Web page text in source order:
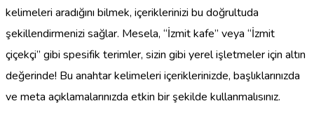
kelimeleri aradığını bilmek, içeriklerinizi bu doğrultuda
şekillendirmenizi sağlar. Mesela, “İzmit kafe” veya “İzmit
çiçekçi” gibi spesifik terimler, sizin gibi yerel işletmeler için altın
değerinde! Bu anahtar kelimeleri içeriklerinizde, başlıklarınızda
ve meta açıklamalarınızda etkin bir şekilde kullanmalısınız.